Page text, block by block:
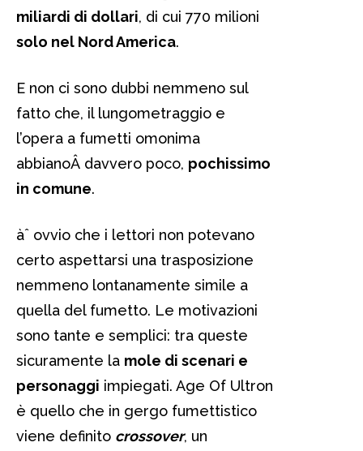
miliardi di dollari, di cui 770 milioni
solo nel Nord America.
E non ci sono dubbi nemmeno sul
fatto che, il lungometraggio e
l’opera a fumetti omonima
abbianoÂ davvero poco, pochissimo
in comune.
àˆ ovvio che i lettori non potevano
certo aspettarsi una trasposizione
nemmeno lontanamente simile a
quella del fumetto. Le motivazioni
sono tante e semplici: tra queste
sicuramente la mole di scenari e
personaggi impiegati. Age Of Ultron
è quello che in gergo fumettistico
viene definito crossover, un